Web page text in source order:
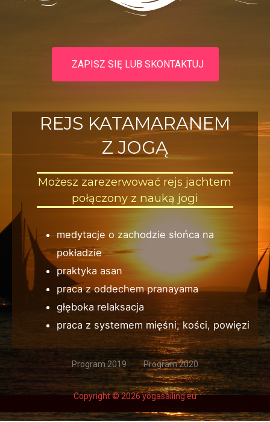
REJS KATAMARANEM
Z JOGĄ
Możesz zarezerwować rejs jachtem
połączony z nauką jogi
medytacje o zachodzie słońca na
pokładzie
praktyka asan
praca z oddechem pranayama
głęboka relaksacja
praca z systemem mięśni, kości, powięzi
ZAPISZ SIĘ LUB SKONTAKTUJ
Copyright © 2026 yogasailing.eu
Program 2019 Program 2020